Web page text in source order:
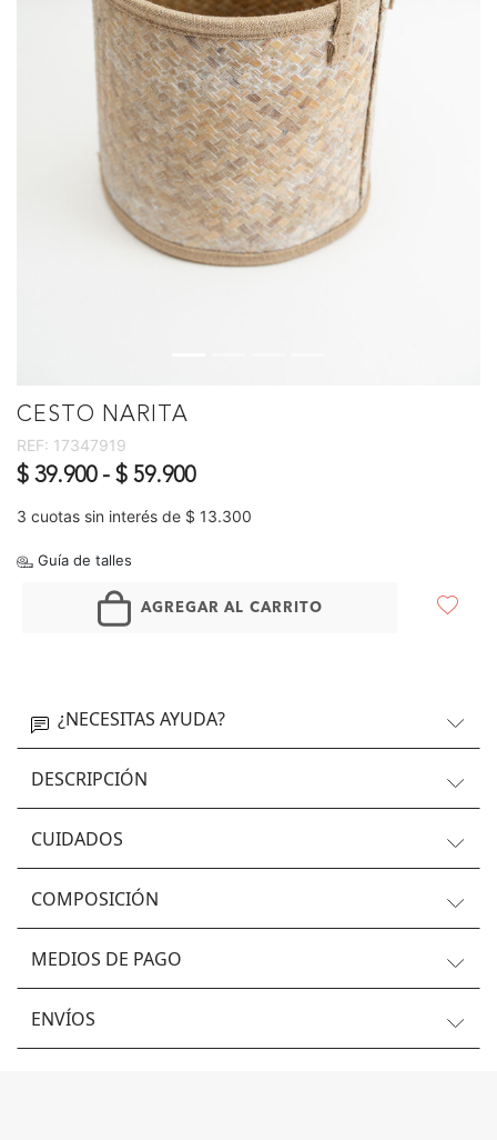
CESTO NARITA
REF: 17347919
$ 39.900 - $ 59.900
3 cuotas sin interés de $ 13.300
Guía de talles
AGREGAR AL CARRITO
¿NECESITAS AYUDA?
DESCRIPCIÓN
CUIDADOS
COMPOSICIÓN
MEDIOS DE PAGO
ENVÍOS